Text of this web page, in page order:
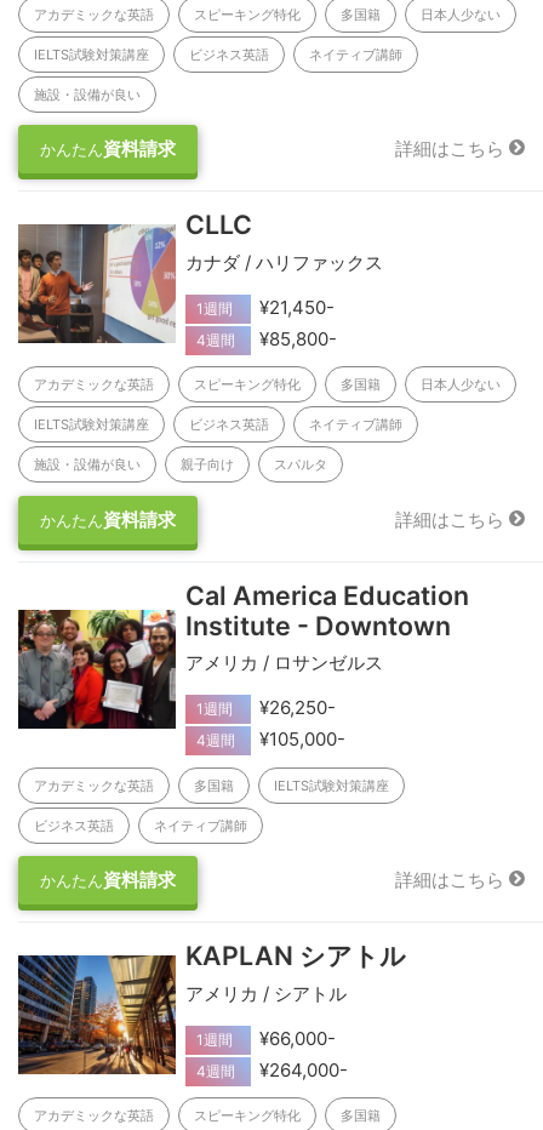
アカデミックな英語 スピーキング特化 多国籍 日本人少ない
IELTS試験対策講座 ビジネス英語 ネイティブ講師
施設・設備が良い
かんたん資料請求 詳細はこちら
CLLC
カナダ / ハリファックス
1週間 ¥21,450-
4週間 ¥85,800-
アカデミックな英語 スピーキング特化 多国籍 日本人少ない
IELTS試験対策講座 ビジネス英語 ネイティブ講師
施設・設備が良い 親子向け スパルタ
かんたん資料請求 詳細はこちら
Cal America Education
Institute - Downtown
アメリカ / ロサンゼルス
1週間 ¥26,250-
4週間 ¥105,000-
アカデミックな英語 多国籍 IELTS試験対策講座
ビジネス英語 ネイティブ講師
かんたん資料請求 詳細はこちら
KAPLAN シアトル
アメリカ / シアトル
1週間 ¥66,000-
4週間 ¥264,000-
アカデミックな英語 スピーキング特化 多国籍